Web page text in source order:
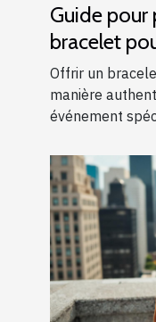
Guide pour
bracelet
événement
Offrir un
manière
événement